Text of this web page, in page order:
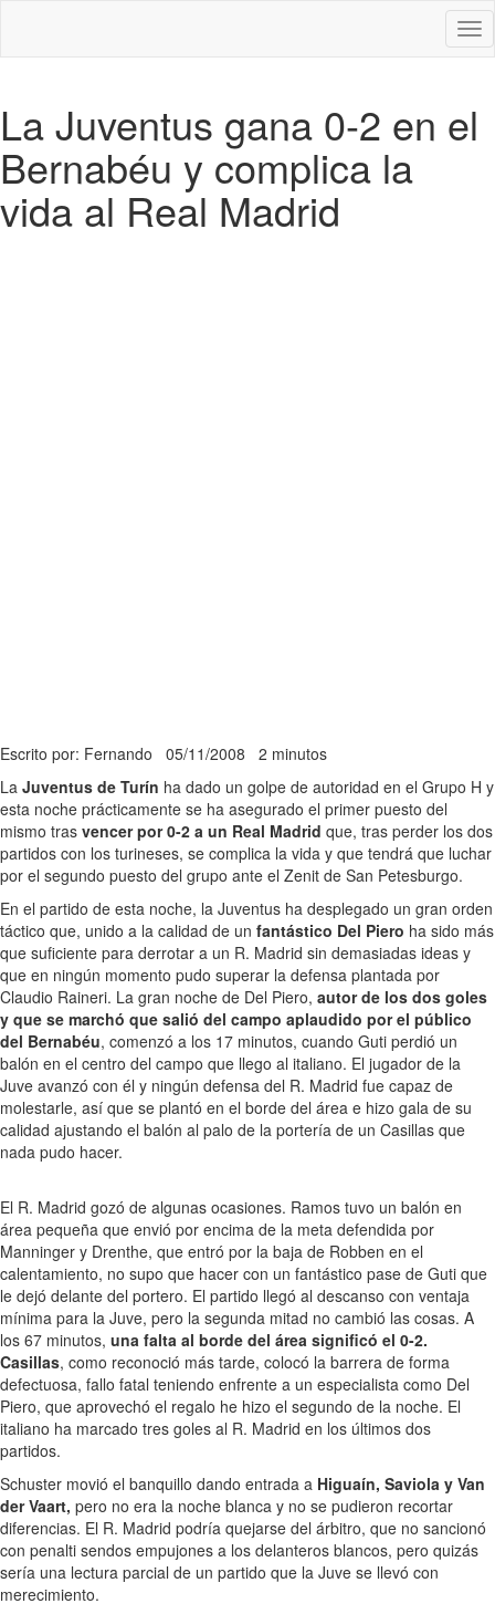
La Juventus gana 0-2 en el
Bernabéu y complica la
vida al Real Madrid
Escrito por: Fernando 05/11/2008 2 minutos
La Juventus de Turín ha dado un golpe de autoridad en el Grupo H y
esta noche prácticamente se ha asegurado el primer puesto del
mismo tras vencer por 0-2 a un Real Madrid que, tras perder los dos
partidos con los turineses, se complica la vida y que tendrá que luchar
por el segundo puesto del grupo ante el Zenit de San Petesburgo.
En el partido de esta noche, la Juventus ha desplegado un gran orden
táctico que, unido a la calidad de un fantástico Del Piero ha sido más
que suficiente para derrotar a un R. Madrid sin demasiadas ideas y
que en ningún momento pudo superar la defensa plantada por
Claudio Raineri. La gran noche de Del Piero, autor de los dos goles
y que se marchó que salió del campo aplaudido por el público
del Bernabéu, comenzó a los 17 minutos, cuando Guti perdió un
balón en el centro del campo que llego al italiano. El jugador de la
Juve avanzó con él y ningún defensa del R. Madrid fue capaz de
molestarle, así que se plantó en el borde del área e hizo gala de su
calidad ajustando el balón al palo de la portería de un Casillas que
nada pudo hacer.
El R. Madrid gozó de algunas ocasiones. Ramos tuvo un balón en
área pequeña que envió por encima de la meta defendida por
Manninger y Drenthe, que entró por la baja de Robben en el
calentamiento, no supo que hacer con un fantástico pase de Guti que
le dejó delante del portero. El partido llegó al descanso con ventaja
mínima para la Juve, pero la segunda mitad no cambió las cosas. A
los 67 minutos, una falta al borde del área significó el 0-2.
Casillas, como reconoció más tarde, colocó la barrera de forma
defectuosa, fallo fatal teniendo enfrente a un especialista como Del
Piero, que aprovechó el regalo he hizo el segundo de la noche. El
italiano ha marcado tres goles al R. Madrid en los últimos dos
partidos.
Schuster movió el banquillo dando entrada a Higuaín, Saviola y Van
der Vaart, pero no era la noche blanca y no se pudieron recortar
diferencias. El R. Madrid podría quejarse del árbitro, que no sancionó
con penalti sendos empujones a los delanteros blancos, pero quizás
sería una lectura parcial de un partido que la Juve se llevó con
merecimiento.